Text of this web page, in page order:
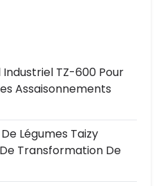
TZ-600 Pour
Assaisonnements
Légumes Taizy
Transformation De